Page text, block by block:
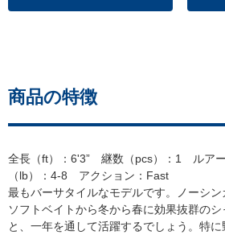
商品の特徴
全長（ft）：6'3” 継数（pcs）：1 ルア
（lb）：4-8 アクション：Fast
最もバーサタイルなモデルです。ノーシ
ソフトベイトから冬から春に効果抜群の
と、一年を通して活躍するでしょう。特